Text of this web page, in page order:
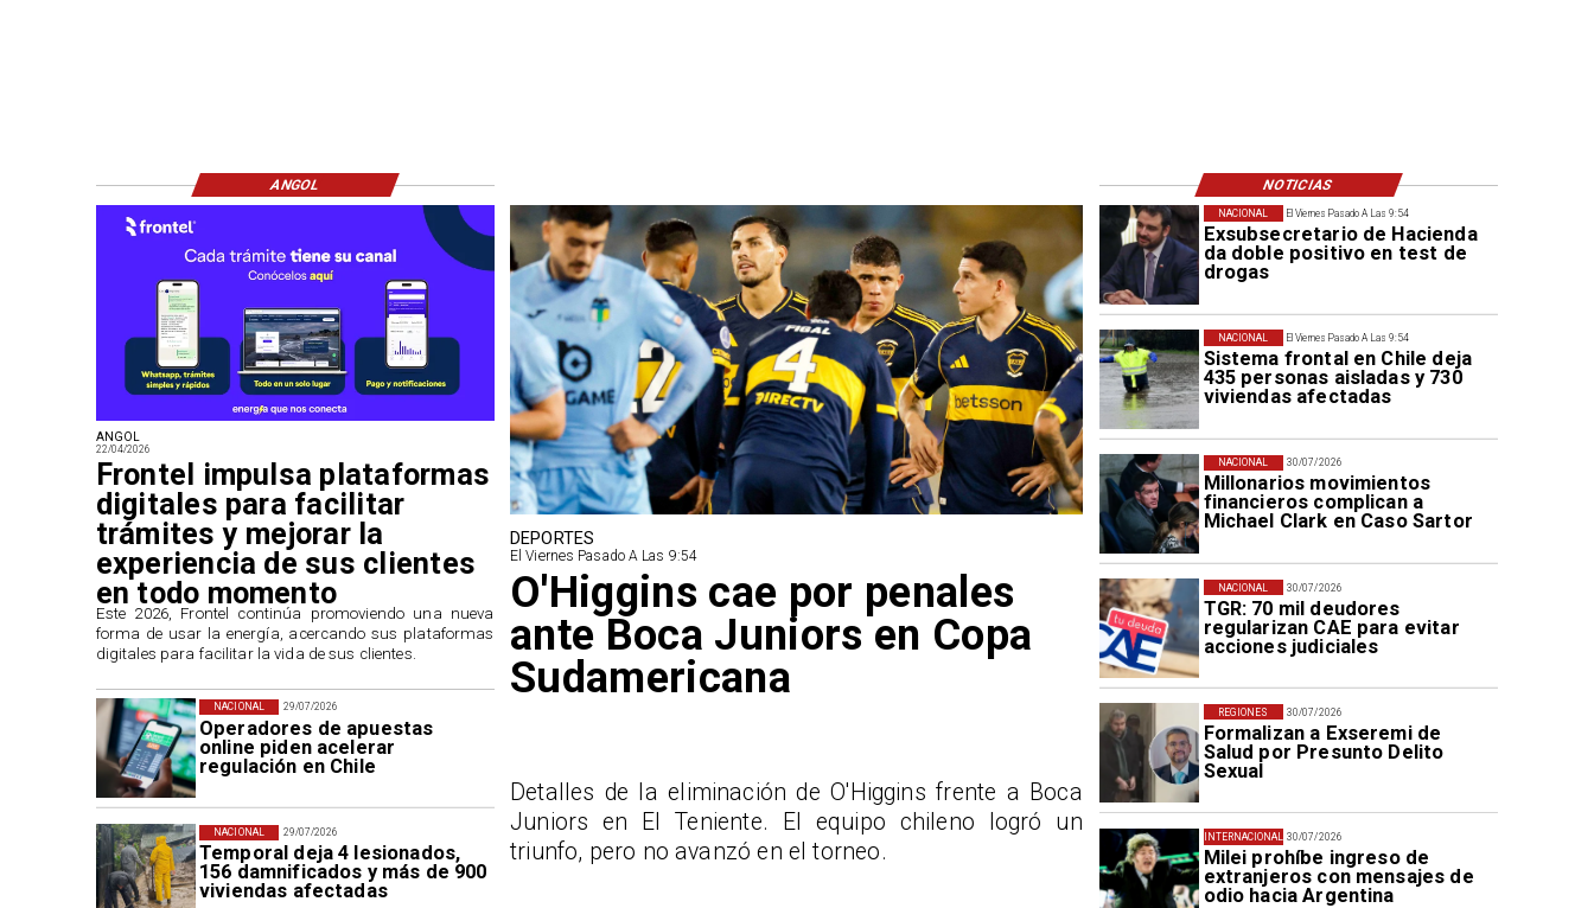
El Viernes Pasado A Las 9:54
Exsubsecretario de Hacienda
da doble positivo en test de
drogas
NACIONAL
El Viernes Pasado A Las 9:54
Sistema frontal en Chile deja
435 personas aisladas y 730
viviendas afectadas
NACIONAL
30/07/2026
Millonarios movimientos
financieros complican a
Michael Clark en Caso Sartor
NACIONAL
30/07/2026
TGR: 70 mil deudores
regularizan CAE para evitar
acciones judiciales
NACIONAL
30/07/2026
Formalizan a Exseremi de
Salud por Presunto Delito
Sexual
REGIONES
30/07/2026
Milei prohíbe ingreso de
extranjeros con mensajes de
odio hacia Argentina
INTERNACIONAL
29/07/2026
Operadores de apuestas
online piden acelerar
regulación en Chile
NACIONAL
29/07/2026
Temporal deja 4 lesionados,
156 damnificados y más de 900
viviendas afectadas
NACIONAL
ANGOL
22/04/2026
Frontel impulsa plataformas
digitales para facilitar
trámites y mejorar la
experiencia de sus clientes
en todo momento
​Este 2026, Frontel continúa promoviendo una nueva
forma de usar la energía, acercando sus plataformas
digitales para facilitar la vida de sus clientes.
DEPORTES
El Viernes Pasado A Las 9:54
O'Higgins cae por penales
ante Boca Juniors en Copa
Sudamericana
Detalles de la eliminación de O'Higgins frente a Boca
Juniors en El Teniente. El equipo chileno logró un
triunfo, pero no avanzó en el torneo.
ANGOL NOTICIAS